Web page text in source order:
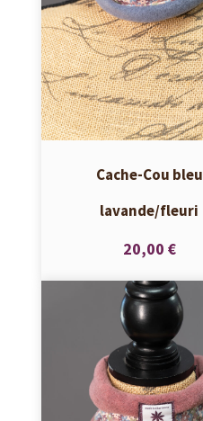
Cache-Cou bleu
lavande/fleuri
20,00 €